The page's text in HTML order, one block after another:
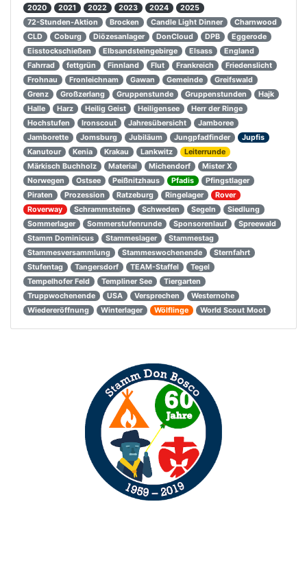
2020
2021 2022 2023 2024
2025
72-Stunden-Aktion
Brocken Candle Light Dinner
Charnwood
CLD
Coburg Diözesanlager DonCloud DPB
Eggerode
Eisstockschießen
Elbsandsteingebirge Elsass
England
Fahrrad
fettgrün Finnland Flut Frankreich
Friedenslicht
Frohnau
Fronleichnam Gawan Gemeinde
Greifswald
Grenz
Großzerlang Gruppenstunde Gruppenstunden
Hajk
Halle
Harz Heilig Geist Heiligensee
Herr der Ringe
Hochstufen
Ironscout Jahresübersicht
Jamboree
Jamborette
Jomsburg Jubiläum Jungpfadfinder
Jupfis
Kanutour
Kenia Krakau Lankwitz
Leiterrunde
Märkisch Buchholz
Material Michendorf
Mister X
Norwegen
Ostsee Peißnitzhaus Pfadis
Pfingstlager
Piraten
Prozession Ratzeburg Ringelager
Rover
Roverway
Schrammsteine Schweden Segeln
Siedlung
Sommerlager
Sommerstufenrunde Sponsorenlauf
Spreewald
Stamm Dominicus
Stammeslager
Stammestag
Stammesversammlung
Stammeswochenende
Sternfahrt
Stufentag
Tangersdorf TEAM-Staffel
Tegel
Tempelhofer Feld
Templiner See
Tiergarten
Truppwochenende
USA Versprechen
Westernohe
Wiedereröffnung
Winterlager Wölflinge World Scout Moot